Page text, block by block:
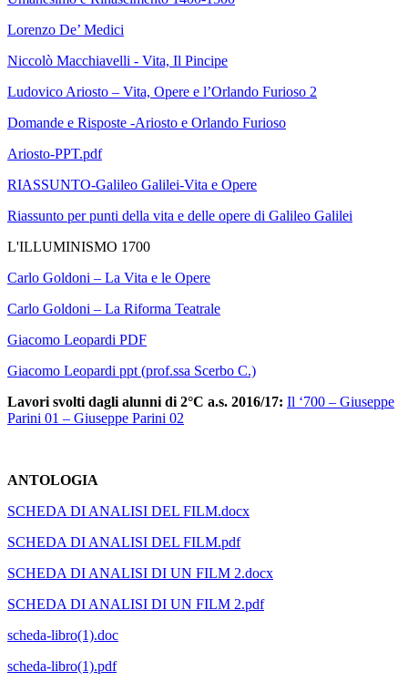
Lorenzo De’ Medici
Niccolò Macchiavelli - Vita, Il Pincipe
Ludovico Ariosto – Vita, Opere e l’Orlando Furioso 2
Domande e Risposte -Ariosto e Orlando Furioso
Ariosto-PPT.pdf
RIASSUNTO-Galileo Galilei-Vita e Opere
Riassunto per punti della vita e delle opere di Galileo Galilei
L'ILLUMINISMO 1700
Carlo Goldoni – La Vita e le Opere
Carlo Goldoni – La Riforma Teatrale
Giacomo Leopardi PDF
Giacomo Leopardi ppt (prof.ssa Scerbo C.)
Lavori svolti dagli alunni di 2°C a.s. 2016/17: Il ‘700 – Giuseppe
Parini 01 – Giuseppe Parini 02
ANTOLOGIA
SCHEDA DI ANALISI DEL FILM.docx
SCHEDA DI ANALISI DEL FILM.pdf
SCHEDA DI ANALISI DI UN FILM 2.docx
SCHEDA DI ANALISI DI UN FILM 2.pdf
scheda-libro(1).doc
scheda-libro(1).pdf